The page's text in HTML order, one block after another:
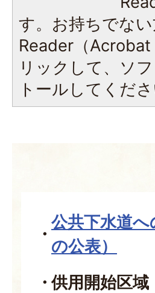
す。お持ちでな
Reader（
リックして、ソ
トールしてくださ
公共下水道
の公表）
供用開始区域